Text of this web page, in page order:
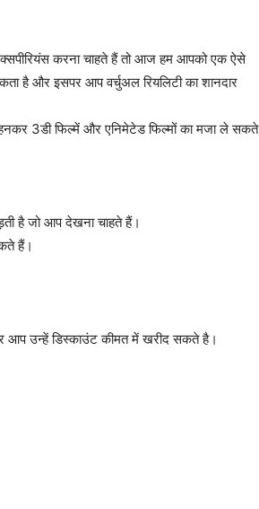
करना चाहते हैं तो आज हम आपको एक ऐसे
है और इसपर आप वर्चुअल रियलिटी का शानदार
3डी फिल्में और एनिमेटेड फिल्मों का मजा ले सकते
है जो आप देखना चाहते हैं।
हैं।
आप उन्हें डिस्काउंट कीमत में खरीद सकते है।